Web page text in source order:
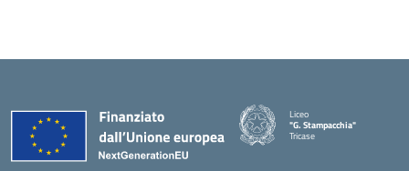
Liceo
"G. Stampacchia"
Tricase